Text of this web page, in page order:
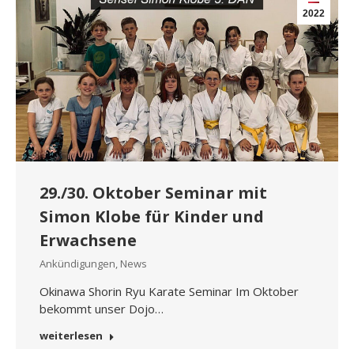
2022
29./30. Oktober Seminar mit
Simon Klobe für Kinder und
Erwachsene
Ankündigungen, News
Okinawa Shorin Ryu Karate Seminar Im Oktober
bekommt unser Dojo…
weiterlesen